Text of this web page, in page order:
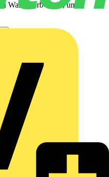
Warenkorb legen, um